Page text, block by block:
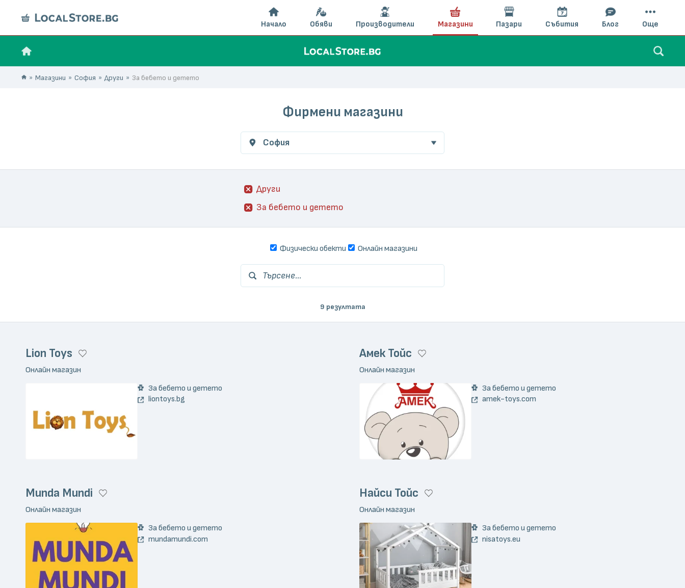
Магазини София Други За бебето и детето
Фирмени магазини
София
Други
За бебето и детето
Физически обекти Онлайн магазини
Търсене...
9 резултата
Lion Toys
Онлайн магазин
За бебето и детето
liontoys.bg
Амек Тойс
Онлайн магазин
За бебето и детето
amek-toys.com
Munda Mundi
Онлайн магазин
За бебето и детето
mundamundi.com
Найси Тойс
Онлайн магазин
За бебето и детето
nisatoys.eu
Начало Обяви Производители Магазини Пазари Събития Блог Още